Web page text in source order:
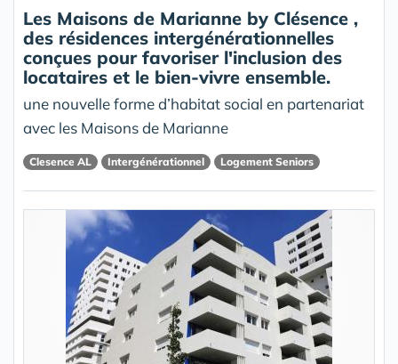
Les Maisons de Marianne by Clésence ,
des résidences intergénérationnelles
conçues pour favoriser l'inclusion des
locataires et le bien-vivre ensemble.
une nouvelle forme d’habitat social en partenariat
avec les Maisons de Marianne
Clesence AL Intergénérationnel Logement Seniors